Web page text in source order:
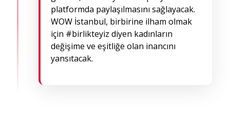
platformda paylaşılmasını sağlayacak.
WOW İstanbul, birbirine ilham olmak
için #birlikteyiz diyen kadınların
değişime ve eşitliğe olan inancını
yansıtacak.